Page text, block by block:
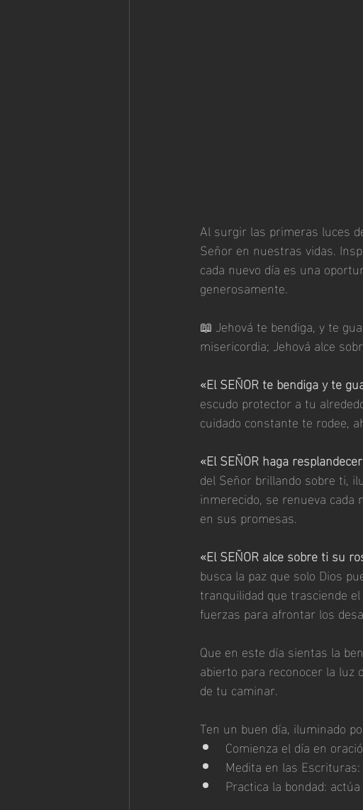
Al surgir las primeras luces
Señor en nuestras vidas.
cada nuevo día es una
generosamente.
📖 Jehová te bendiga, y te
misericordia; Jehová alce
«El SEÑOR te bendiga y te
escudo protector a tu
cuidado constante te rodee,
«El SEÑOR haga
del Señor brillando sobre ti,
inmerecido, se renueva
en sus promesas.
«El SEÑOR alce sobre ti su
busca la paz que solo Dios
tranquilidad que trasciende
fuerzas para afrontar los
Que en este día sientas la
abierto para reconocer la luz
de tu caminar.
Ten un buen día, iluminado
Comienza el día en
Medita en las
Practica la bondad: